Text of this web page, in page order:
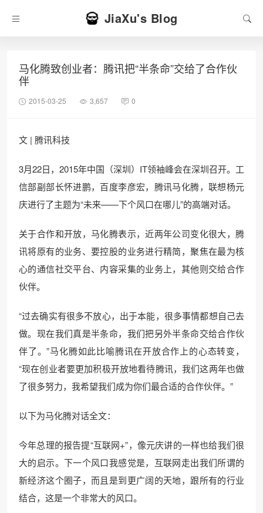
JiaXu's Blog
马化腾致创业者：腾讯把“半条命”交给了合作伙
伴
2015-03-25 3,657 0
文 | 腾讯科技
3月22日，2015年中国（深圳）IT领袖峰会在深圳召开。工
信部副部长怀进鹏，百度李彦宏，腾讯马化腾，联想杨元
庆进行了主题为“未来——下个风口在哪儿”的高端对话。
关于合作和开放，马化腾表示，近两年公司变化很大，腾
讯将原有的业务、要控股的业务进行精简，聚焦在最为核
心的通信社交平台、内容采集的业务上，其他则交给合作
伙伴。
“过去确实有很多不放心，出于本能，很多事情都想自己去
做。现在我们真是半条命，我们把另外半条命交给合作伙
伴了。”马化腾如此比喻腾讯在开放合作上的心态转变，
“现在创业者要更加积极开放地看待腾讯，我们这两年也做
了很多努力，我希望我们成为你们最合适的合作伙伴。”
以下为马化腾对话全文：
今年总理的报告提“互联网+”，像元庆讲的一样也给我们很
大的启示。下一个风口我感觉是，互联网走出我们所谓的
新经济这个圈子，而且是到更广阔的天地，跟所有的行业
结合，这是一个非常大的风口。